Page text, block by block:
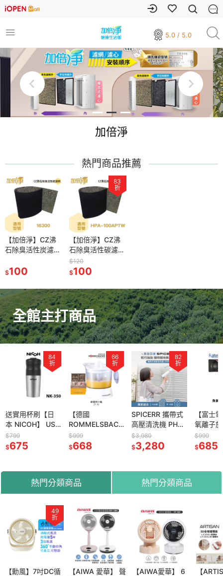
5.0 / 5.0
加倍淨
熱門商品推薦
【加倍淨】CZ沸
石除臭活性炭濾網
HAP-16300-
清靜機
$100
83
折
【加倍淨】CZ沸
石除臭活性碳濾網
適用HPA-
100APTW HPA-
清靜機
$120
$100
全館主打商品
84
折
送實用杯刷【日
本 NICOH】 USB
電動研磨手沖行
動咖啡機 NK-350
$799
$675
66
折
【德國
ROMMELSBACH
ER 諾曼百赫】 鮮
榨果汁機 ZP 40
$999
$668
82
折
SPICERR 攜帶式
高壓清洗機 PHP-
1 洗車神器 附1M
水管+水袋 | 洗車
槍 | 居家大掃除 |
$3,980
$3,280
【富士
氧離子
折疊式
FTB-
$999
$685
熱門分類商品 熱門分類商品
49
折
【勳風】7吋DC循
【AIWA 愛華】 聲
【AIWA愛華】 6
【
奧堤
82
折
【GPLUS】GP-
【美陽】三段式數
【ARTISAN奧堤